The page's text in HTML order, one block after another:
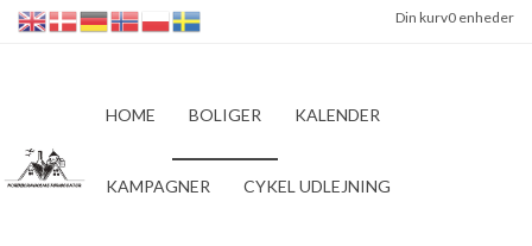
Din kurv0 enheder
HOME BOLIGER KALENDER
KAMPAGNER CYKEL UDLEJNING